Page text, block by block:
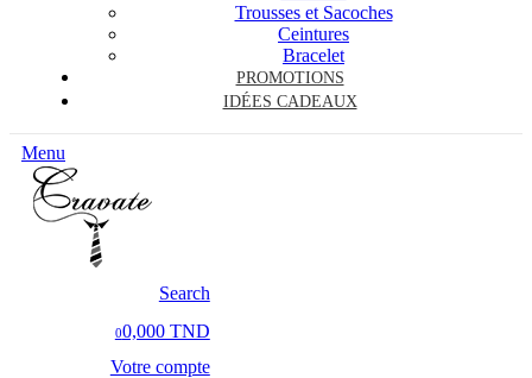
Trousses et Sacoches
Ceintures
Bracelet
PROMOTIONS
IDÉES CADEAUX
Menu
Search
00,000 TND
Votre compte